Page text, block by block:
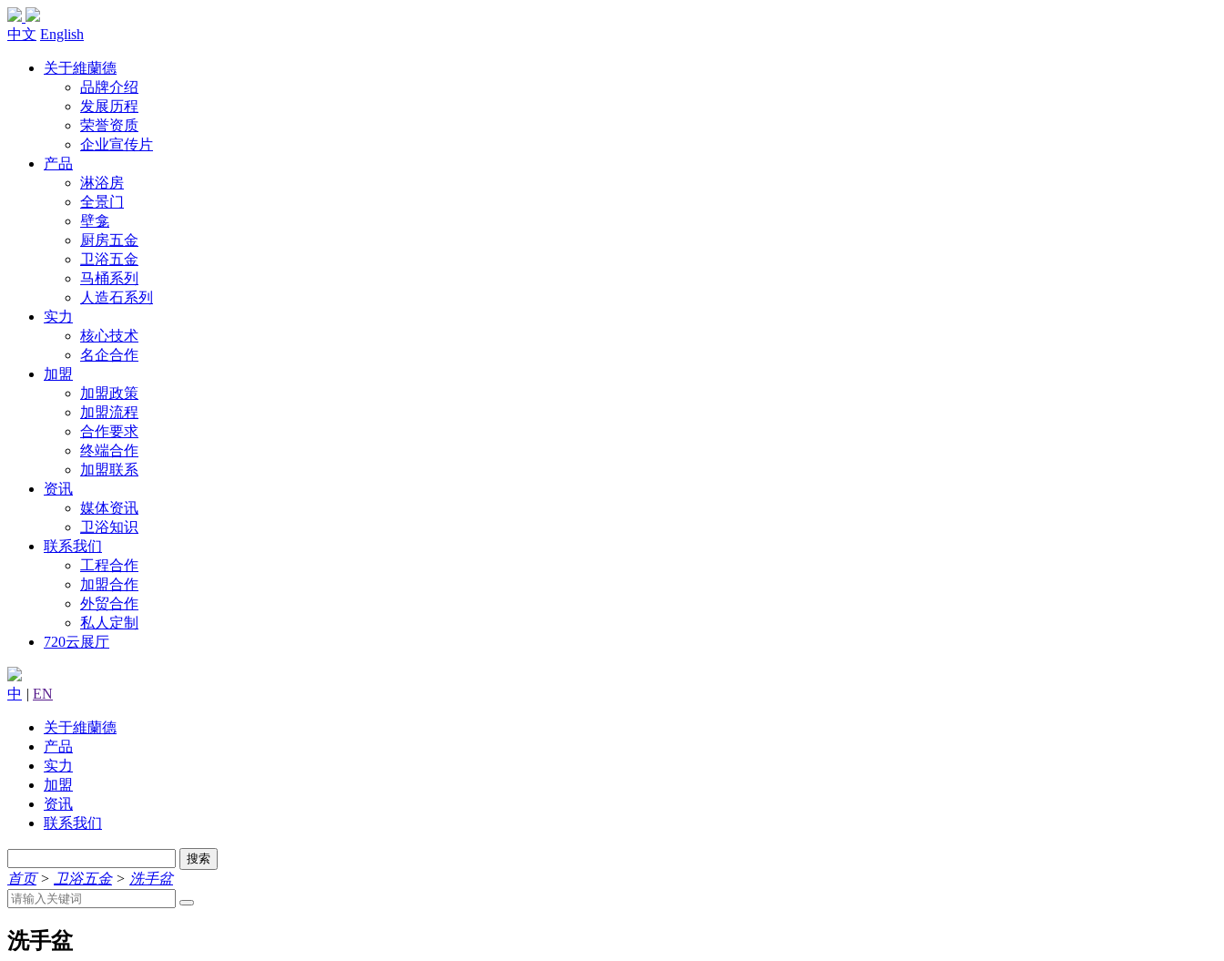
中文 English
关于維蘭德
品牌介绍
发展历程
荣誉资质
企业宣传片
产品
淋浴房
全景门
壁龛
厨房五金
卫浴五金
马桶系列
人造石系列
实力
核心技术
名企合作
加盟
加盟政策
加盟流程
合作要求
终端合作
加盟联系
资讯
媒体资讯
卫浴知识
联系我们
工程合作
加盟合作
外贸合作
私人定制
720云展厅
中 | EN
关于維蘭德
产品
实力
加盟
资讯
联系我们
搜索
首页> 卫浴五金> 洗手盆
洗手盆